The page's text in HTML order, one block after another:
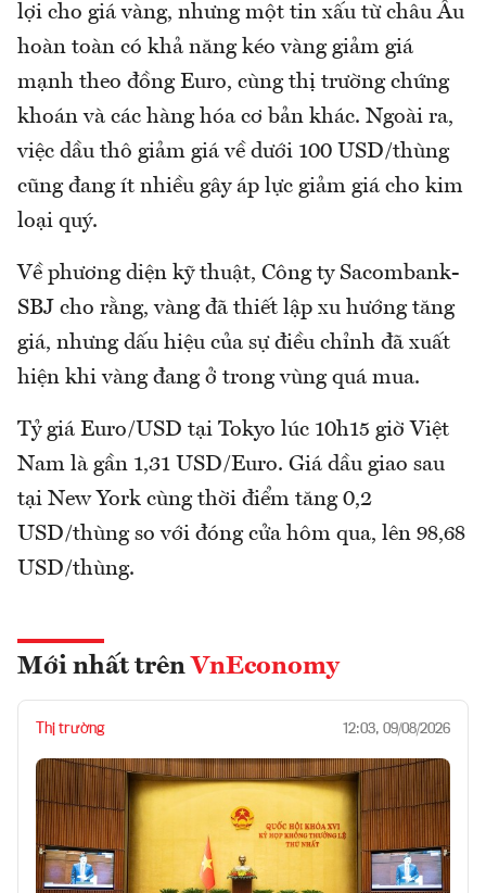
lợi cho giá vàng, nhưng một tin xấu từ châu Âu
hoàn toàn có khả năng kéo vàng giảm giá
mạnh theo đồng Euro, cùng thị trường chứng
khoán và các hàng hóa cơ bản khác. Ngoài ra,
việc dầu thô giảm giá về dưới 100 USD/thùng
cũng đang ít nhiều gây áp lực giảm giá cho kim
loại quý.
Về phương diện kỹ thuật, Công ty Sacombank-
SBJ cho rằng, vàng đã thiết lập xu hướng tăng
giá, nhưng dấu hiệu của sự điều chỉnh đã xuất
hiện khi vàng đang ở trong vùng quá mua.
Tỷ giá Euro/USD tại Tokyo lúc 10h15 giờ Việt
Nam là gần 1,31 USD/Euro. Giá dầu giao sau
tại New York cùng thời điểm tăng 0,2
USD/thùng so với đóng cửa hôm qua, lên 98,68
USD/thùng.
Mới nhất trên VnEconomy
Thị trường 12:03, 09/08/2026